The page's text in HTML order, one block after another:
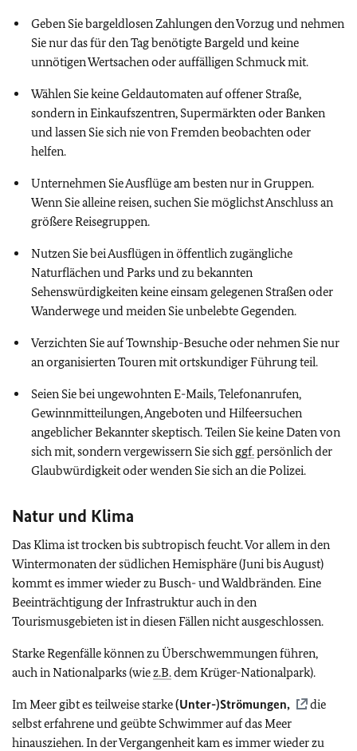
Geben Sie bargeldlosen Zahlungen den Vorzug und nehmen
Sie nur das für den Tag benötigte Bargeld und keine
unnötigen Wertsachen oder auffälligen Schmuck mit.
Wählen Sie keine Geldautomaten auf offener Straße,
sondern in Einkaufszentren, Supermärkten oder Banken
und lassen Sie sich nie von Fremden beobachten oder
helfen.
Unternehmen Sie Ausflüge am besten nur in Gruppen.
Wenn Sie alleine reisen, suchen Sie möglichst Anschluss an
größere Reisegruppen.
Nutzen Sie bei Ausflügen in öffentlich zugängliche
Naturflächen und Parks und zu bekannten
Sehenswürdigkeiten keine einsam gelegenen Straßen oder
Wanderwege und meiden Sie unbelebte Gegenden.
Verzichten Sie auf Township-Besuche oder nehmen Sie nur
an organisierten Touren mit ortskundiger Führung teil.
Seien Sie bei ungewohnten E-Mails, Telefonanrufen,
Gewinnmitteilungen, Angeboten und Hilfeersuchen
angeblicher Bekannter skeptisch. Teilen Sie keine Daten von
sich mit, sondern vergewissern Sie sich ggf.persönlich der
Glaubwürdigkeit oder wenden Sie sich an die Polizei.
Natur und Klima
Das Klima ist trocken bis subtropisch feucht. Vor allem in den
Wintermonaten der südlichen Hemisphäre (Juni bis August)
kommt es immer wieder zu Busch- und Waldbränden. Eine
Beeinträchtigung der Infrastruktur auch in den
Tourismusgebieten ist in diesen Fällen nicht ausgeschlossen.
Starke Regenfälle können zu Überschwemmungen führen,
auch in Nationalparks (wiez.B.dem Krüger-Nationalpark).
Im Meer gibt es teilweise starke(Unter-)Strömungen,
die
selbst erfahrene und geübte Schwimmer auf das Meer
hinausziehen. In der Vergangenheit kam es immer wieder zu